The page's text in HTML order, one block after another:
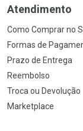
Atendimento
Como Comprar no
Formas de
Prazo de Entrega
Reembolso
Troca ou Devolução
Marketplace